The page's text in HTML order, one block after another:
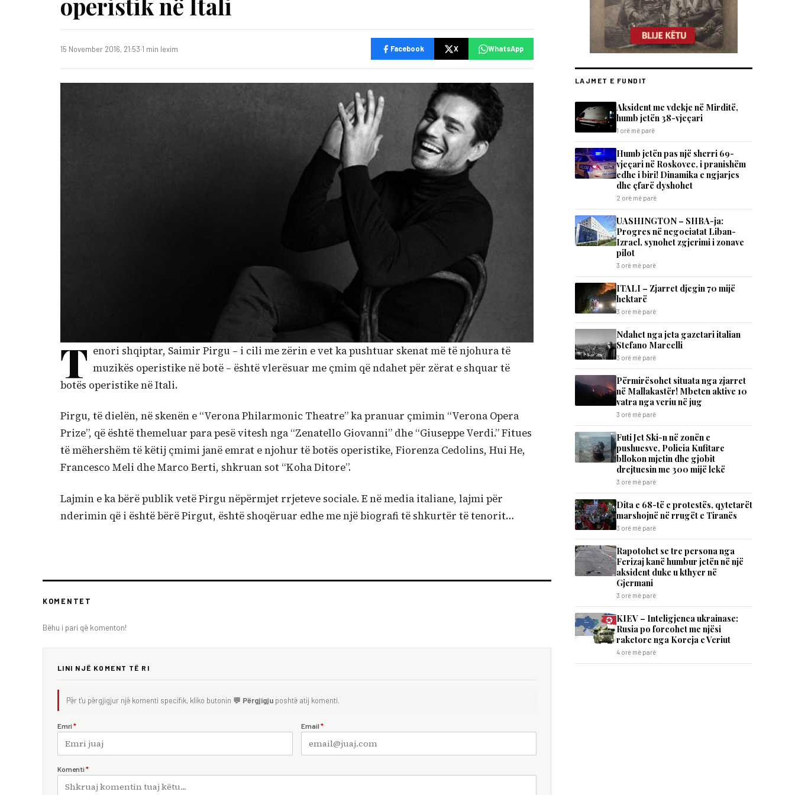
15 November 2016, 21:53·1 min lexim Facebook X WhatsApp
T enori shqiptar, Saimir Pirgu – i cili me zërin e vet ka pushtuar skenat më të njohura të
muzikës operistike në botë – është vlerësuar me çmim që ndahet për zërat e shquar të
botës operistike në Itali.
Pirgu, të dielën, në skenën e “Verona Philarmonic Theatre” ka pranuar çmimin “Verona Opera
Prize”, që është themeluar para pesë vitesh nga “Zenatello Giovanni” dhe “Giuseppe Verdi.” Fitues
të mëhershëm të këtij çmimi janë emrat e njohur të botës operistike, Fiorenza Cedolins, Hui He,
Francesco Meli dhe Marco Berti, shkruan sot “Koha Ditore”.
Lajmin e ka bërë publik vetë Pirgu nëpërmjet rrjeteve sociale. E në media italiane, lajmi për
nderimin që i është bërë Pirgut, është shoqëruar edhe me një biografi të shkurtër të tenorit…
KOMENTET
Bëhu i pari që komenton!
LINI NJË KOMENT TË RI
Për t'u përgjigjur një komenti specifik, kliko butonin 💬 Përgjigju poshtë atij komenti.
Emri * Email *
Komenti *
LAJMET E FUNDIT
Aksident me vdekje në Mirditë,
humb jetën 38-vjeçari
1 orë më parë
Humb jetën pas një sherri 69-
vjeçari në Roskovec, i pranishëm
edhe i biri! Dinamika e ngjarjes
dhe çfarë dyshohet
2 orë më parë
UASHINGTON – SHBA-ja:
Progres në negociatat Liban-
Izrael, synohet zgjerimi i zonave
pilot
3 orë më parë
ITALI – Zjarret djegin 70 mijë
hektarë
3 orë më parë
Ndahet nga jeta gazetari italian
Stefano Marcelli
3 orë më parë
Përmirësohet situata nga zjarret
në Mallakastër! Mbeten aktive 10
vatra nga veriu në jug
3 orë më parë
Futi Jet Ski-n në zonën e
pushuesve, Policia Kufitare
bllokon mjetin dhe gjobit
drejtuesin me 300 mijë lekë
3 orë më parë
Dita e 68-të e protestës, qytetarët
marshojnë në rrugët e Tiranës
3 orë më parë
Rapotohet se tre persona nga
Ferizaj kanë humbur jetën në një
aksident duke u kthyer në
Gjermani
3 orë më parë
KIEV – Inteligjenca ukrainase:
Rusia po forcohet me njësi
raketore nga Koreja e Veriut
4 orë më parë